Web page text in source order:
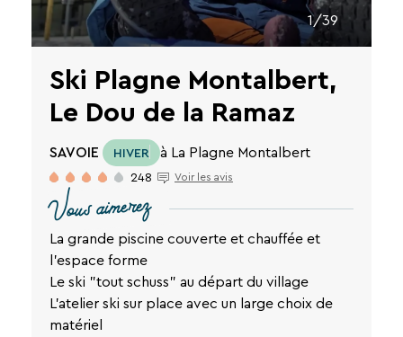
RECHERCHER
Une destination, un hôtel...
1/39
Ski Plagne Montalbert,
Le Dou de la Ramaz
SAVOIE HIVER à La Plagne Montalbert
248 Voir les avis
Vous aimerez
La grande piscine couverte et chauffée et
l'espace forme
Le ski "tout schuss" au départ du village
L'atelier ski sur place avec un large choix de
matériel